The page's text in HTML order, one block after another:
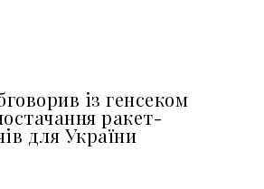
із генсеком
ракет-
для України